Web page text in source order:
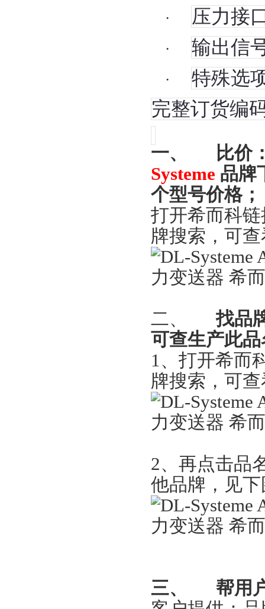
· 压力接
· 输出信
·
特殊选
完整订货编
一、
比价
Systeme 品牌
个型号价格；
打开希而科
牌搜索，可
二、
找品
可查生产此
1、打开希而
牌搜索，可
2、再点击品
他品牌，见
三、
帮用